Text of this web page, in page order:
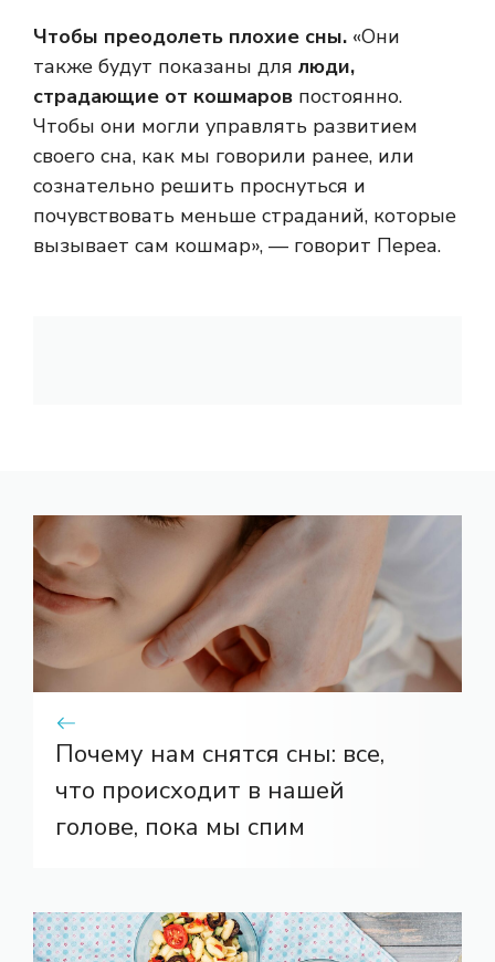
Чтобы преодолеть плохие сны. «Они
также будут показаны для люди,
страдающие от кошмаров постоянно.
Чтобы они могли управлять развитием
своего сна, как мы говорили ранее, или
сознательно решить проснуться и
почувствовать меньше страданий, которые
вызывает сам кошмар», — говорит Переа.
Почему нам снятся сны: все,
что происходит в нашей
голове, пока мы спим